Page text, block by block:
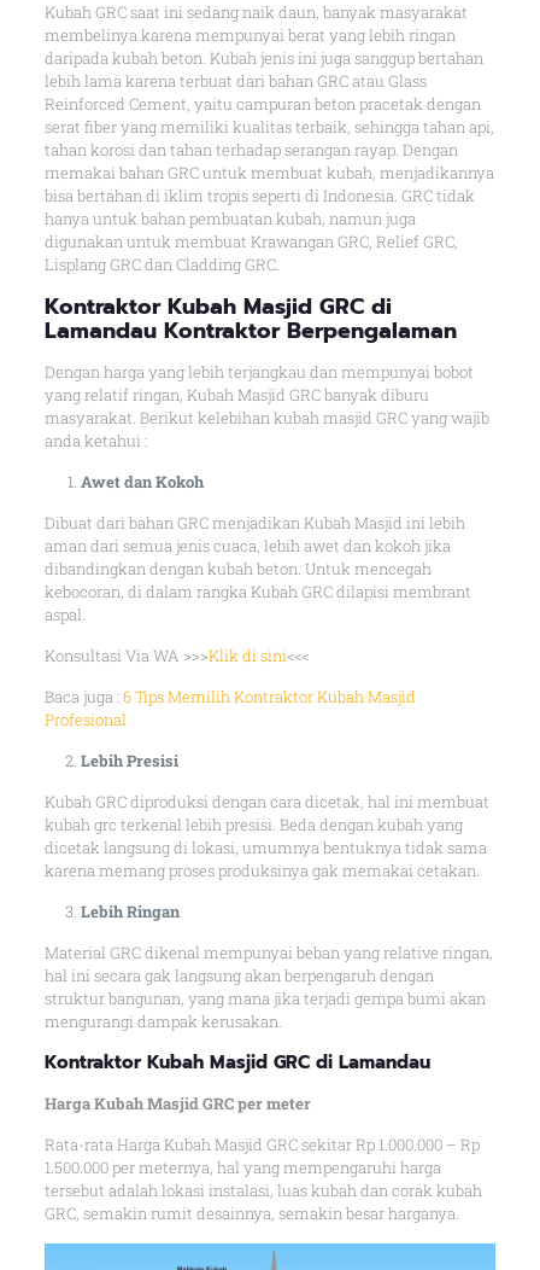
Kubah GRC saat ini sedang naik daun, banyak masyarakat
membelinya karena mempunyai berat yang lebih ringan
daripada kubah beton. Kubah jenis ini juga sanggup bertahan
lebih lama karena terbuat dari bahan GRC atau Glass
Reinforced Cement, yaitu campuran beton pracetak dengan
serat fiber yang memiliki kualitas terbaik, sehingga tahan api,
tahan korosi dan tahan terhadap serangan rayap. Dengan
memakai bahan GRC untuk membuat kubah, menjadikannya
bisa bertahan di iklim tropis seperti di Indonesia. GRC tidak
hanya untuk bahan pembuatan kubah, namun juga
digunakan untuk membuat Krawangan GRC, Relief GRC,
Lisplang GRC dan Cladding GRC.
Kontraktor Kubah Masjid GRC di
Lamandau Kontraktor Berpengalaman
Dengan harga yang lebih terjangkau dan mempunyai bobot
yang relatif ringan, Kubah Masjid GRC banyak diburu
masyarakat. Berikut kelebihan kubah masjid GRC yang wajib
anda ketahui :
Awet dan Kokoh
Dibuat dari bahan GRC menjadikan Kubah Masjid ini lebih
aman dari semua jenis cuaca, lebih awet dan kokoh jika
dibandingkan dengan kubah beton. Untuk mencegah
kebocoran, di dalam rangka Kubah GRC dilapisi membrant
aspal.
Konsultasi Via WA >>>Klik di sini<<<
Baca juga :6 Tips Memilih Kontraktor Kubah Masjid
Profesional
Lebih Presisi
Kubah GRC diproduksi dengan cara dicetak, hal ini membuat
kubah grc terkenal lebih presisi. Beda dengan kubah yang
dicetak langsung di lokasi, umumnya bentuknya tidak sama
karena memang proses produksinya gak memakai cetakan.
Lebih Ringan
Material GRC dikenal mempunyai beban yang relative ringan,
hal ini secara gak langsung akan berpengaruh dengan
struktur bangunan, yang mana jika terjadi gempa bumi akan
mengurangi dampak kerusakan.
Kontraktor Kubah Masjid GRC di Lamandau
Harga Kubah Masjid GRC per meter
Rata-rata Harga Kubah Masjid GRC sekitar Rp 1.000.000 – Rp
1.500.000 per meternya, hal yang mempengaruhi harga
tersebut adalah lokasi instalasi, luas kubah dan corak kubah
GRC, semakin rumit desainnya, semakin besar harganya.